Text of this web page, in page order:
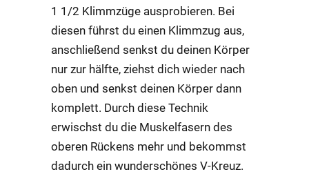
1 1/2 Klimmzüge ausprobieren. Bei
diesen führst du einen Klimmzug aus,
anschließend senkst du deinen Körper
nur zur hälfte, ziehst dich wieder nach
oben und senkst deinen Körper dann
komplett. Durch diese Technik
erwischst du die Muskelfasern des
oberen Rückens mehr und bekommst
dadurch ein wunderschönes V-Kreuz.